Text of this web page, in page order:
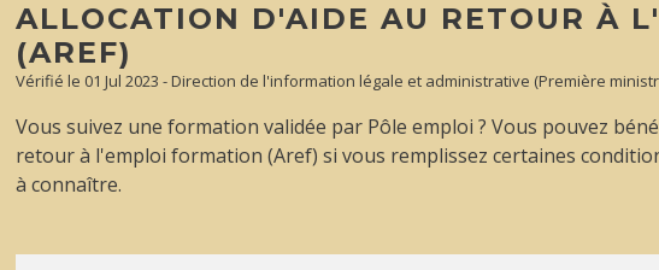
ALLOCATION D'AIDE AU RETOUR À
(AREF)
Vérifié le 01 Jul 2023 - Direction de l'information légale et administrative (Première
Vous suivez une formation validée par Pôle emploi ? Vous pouvez
retour à l'emploi formation (Aref) si vous remplissez certaines
à connaître.